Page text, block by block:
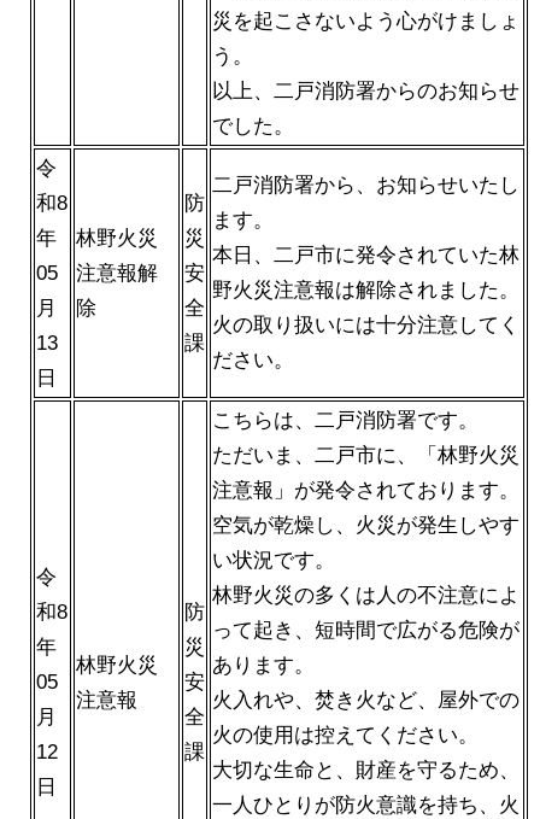
災を起こさないよう心がけましょ
う。
以上、二戸消防署からのお知らせ
でした。
令
和8
年
05
月
13
日
林野火災
注意報解
除
防
災
安
全
課
二戸消防署から、お知らせいたし
ます。
本日、二戸市に発令されていた林
野火災注意報は解除されました。
火の取り扱いには十分注意してく
ださい。
令
和8
年
05
月
12
日
林野火災
注意報
防
災
安
全
課
こちらは、二戸消防署です。
ただいま、二戸市に、「林野火災
注意報」が発令されております。
空気が乾燥し、火災が発生しやす
い状況です。
林野火災の多くは人の不注意によ
って起き、短時間で広がる危険が
あります。
火入れや、焚き火など、屋外での
火の使用は控えてください。
大切な生命と、財産を守るため、
一人ひとりが防火意識を持ち、火